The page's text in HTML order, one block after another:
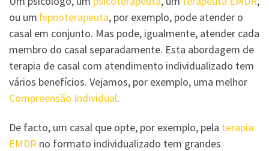
ou um hipnoterapeuta, por exemplo, pode atender o
casal em conjunto. Mas pode, igualmente, atender cada
membro do casal separadamente. Esta abordagem de
terapia de casal com atendimento individualizado tem
vários benefícios. Vejamos, por exemplo, uma melhor
Compreensão Individual.
De facto, um casal que opte, por exemplo, pela terapia
EMDR no formato individualizado tem grandes